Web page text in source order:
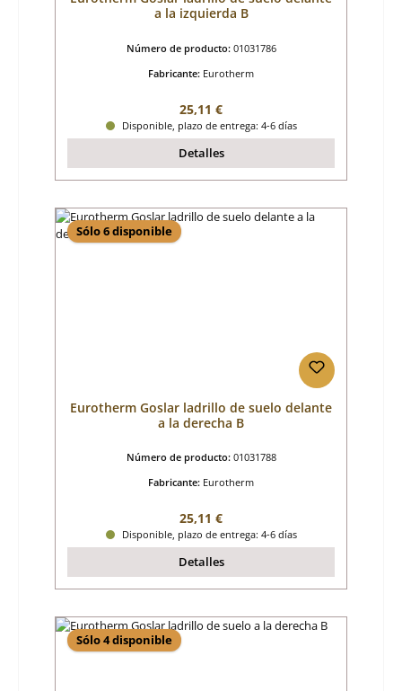
a la izquierda B
Número de producto: 01031786
Fabricante: Eurotherm
Precio normal:
25,11 €
Disponible, plazo de entrega: 4-6 días
Detalles
Sólo 6 disponible
Eurotherm Goslar ladrillo de suelo delante
a la derecha B
Número de producto: 01031788
Fabricante: Eurotherm
Precio normal:
25,11 €
Disponible, plazo de entrega: 4-6 días
Detalles
Sólo 4 disponible